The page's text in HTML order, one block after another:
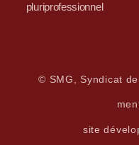
pluriprofessionnel
© SMG, Syndicat
site